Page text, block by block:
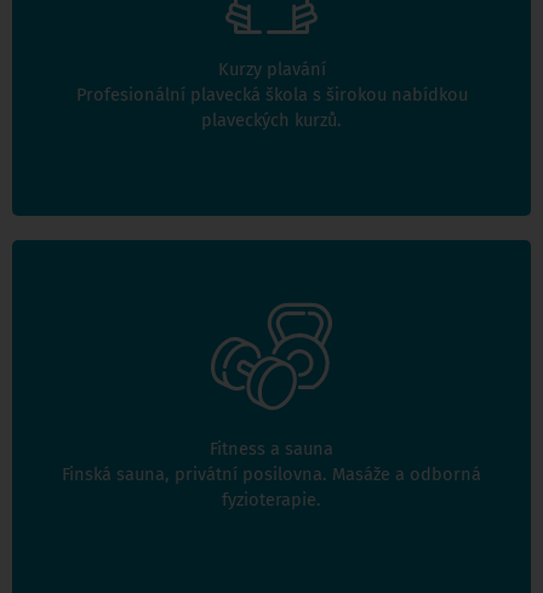
Kurzy plavání
Profesionální plavecká škola s širokou nabídkou
plaveckých kurzů.
od 3. let. Kurzy jsou věnovány výuce plaveckých
způsobů a kondičnímu plavání.
Více informací
Fitness a sauna
Finská sauna, privátní posilovna. Masáže a odborná
fyzioterapie.
Ve Sparring Point Hloubětín se můžete přijít ohřát do
roztopené sauny, odpočinout na masáž, zničit se do
Více informací